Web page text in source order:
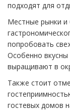
подходят для
Местные рынки и
попробовать
Особенно
выращивают в
Также стоит
гостевых домов